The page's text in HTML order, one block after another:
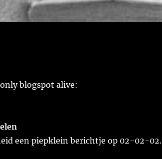
blogspot alive:
een piepklein berichtje op 02-02-02.